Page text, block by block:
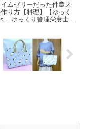
ムゼリーだった件🔵ス
り方【料理】【ゆっく
– ゆっくり管理栄養士か